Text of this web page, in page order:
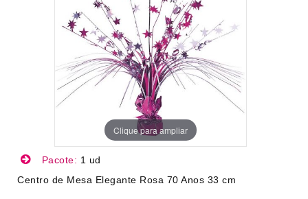
Clique para ampliar
Pacote: 1 ud
Centro de Mesa Elegante Rosa 70 Anos 33 cm